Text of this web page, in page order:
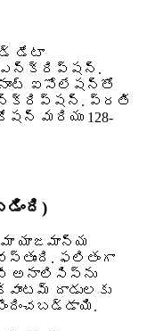
డేటా
ఐసోలేషన్‌తో
ప్రతి
మరియు 128-
మా యాజమాన్య
ఫలితంగా
అనాలిసిస్‌ను
దాడులకు